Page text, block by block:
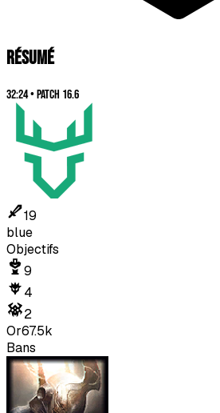
RÉSUMÉ
32:24•Patch 16.6
19
blue
Objectifs
9
4
2
Or67.5k
Bans